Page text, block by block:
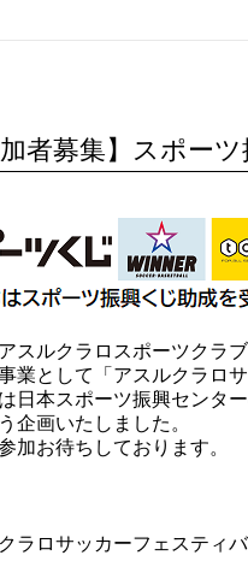
加者募集】スポー
スルクラロスポーツクラ
業として「アスルクラロ
日本スポーツ振興センタ
企画いたしました。
加お待ちしております。
ラロサッカーフェスティ